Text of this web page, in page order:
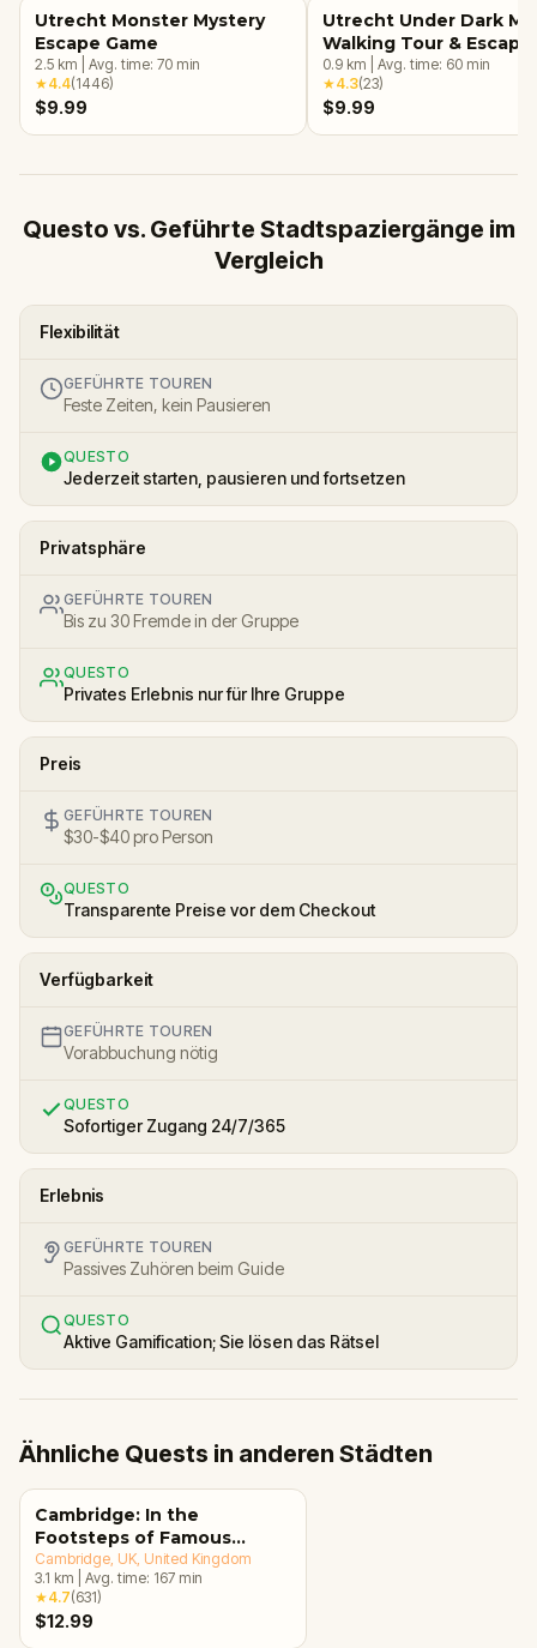
Utrecht Monster Mystery
Escape Game
2.5 km Avg. time: 70 min
★4.4(1446)
$9.99
Utrecht Under Dark
Walking Tour & Escape
Game
0.9 km Avg. time: 60 min
★4.3(23)
$9.99
Questo vs. Geführte Stadtspaziergänge im
Vergleich
Flexibilität
GEFÜHRTE TOUREN
Feste Zeiten, kein Pausieren
QUESTO
Jederzeit starten, pausieren und fortsetzen
Privatsphäre
GEFÜHRTE TOUREN
Bis zu 30 Fremde in der Gruppe
QUESTO
Privates Erlebnis nur für Ihre Gruppe
Preis
GEFÜHRTE TOUREN
$30-$40 pro Person
QUESTO
Transparente Preise vor dem Checkout
Verfügbarkeit
GEFÜHRTE TOUREN
Vorabbuchung nötig
QUESTO
Sofortiger Zugang 24/7/365
Erlebnis
GEFÜHRTE TOUREN
Passives Zuhören beim Guide
QUESTO
Aktive Gamification; Sie lösen das Rätsel
Ähnliche Quests in anderen Städten
Cambridge: In the
Footsteps of Famous
Alumni Walking Tour &
Escape Game
Cambridge, UK , United Kingdom
3.1 km Avg. time: 167 min
★4.7(631)
$12.99